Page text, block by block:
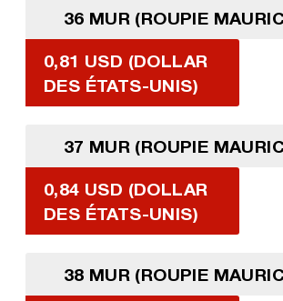
36 MUR (ROUPIE
0,81 USD (DOLLAR
DES ÉTATS-UNIS)
37 MUR (ROUPIE
0,84 USD (DOLLAR
DES ÉTATS-UNIS)
38 MUR (ROUPIE